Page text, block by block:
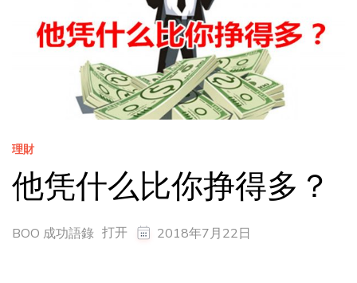
理財
他凭什么比你挣得多？
BOO 成功語錄 打开 2018年7月22日